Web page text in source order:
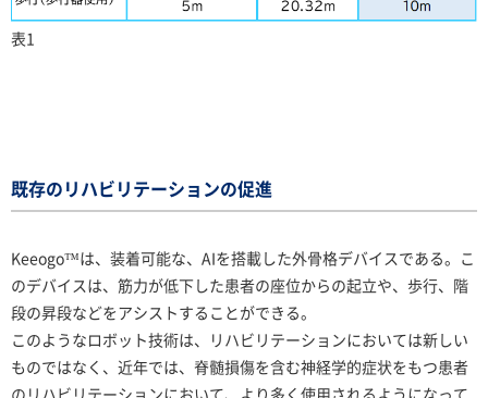
表1
既存のリハビリテーションの促進
Keeogo™は、装着可能な、AIを搭載した外骨格デバイスである。こ
のデバイスは、筋力が低下した患者の座位からの起立や、歩行、階
段の昇段などをアシストすることができる。
このようなロボット技術は、リハビリテーションにおいては新しい
ものではなく、近年では、脊髄損傷を含む神経学的症状をもつ患者
のリハビリテーションにおいて、より多く使用されるようになって